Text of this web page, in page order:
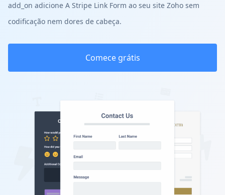
add_on adicione A Stripe Link Form ao seu site Zoho sem
codificação nem dores de cabeça.
Comece grátis